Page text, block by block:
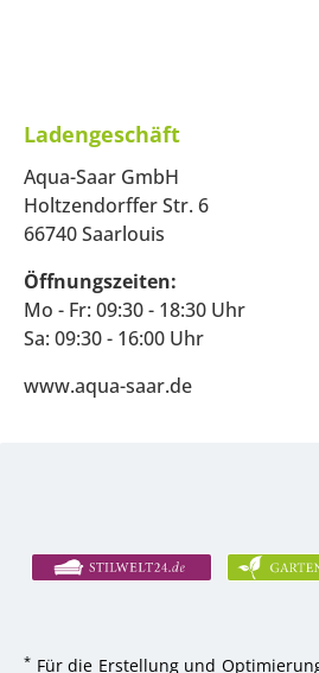
Ladengeschäft
Aqua-Saar GmbH
Holtzendorffer Str. 6
66740 Saarlouis
Öffnungszeiten:
Mo - Fr: 09:30 - 18:30 Uhr
Sa: 09:30 - 16:00 Uhr
www.aqua-saar.de
* Für die Erstellung und